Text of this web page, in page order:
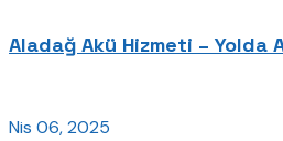
Aladağ Akü Hizmeti – Yolda
Nis 06, 2025